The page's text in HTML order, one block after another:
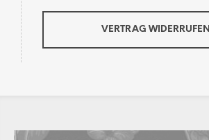
VERTRAG WIDERRUFEN